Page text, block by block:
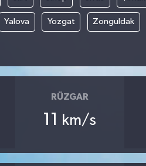
Yalova Yozgat Zonguldak
RÜZGAR
11 km/s